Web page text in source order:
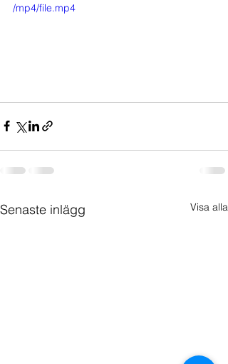
/mp4/file.mp4
Senaste inlägg Visa alla